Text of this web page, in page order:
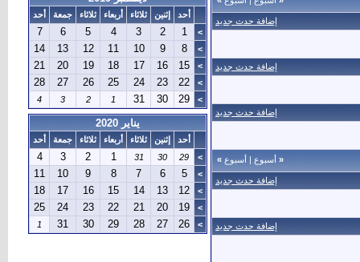
إضافة حدث جديد
إضافة حدث جديد
إضافة حدث جديد
« أسبوع | أسبوع »
إضافة حدث جديد
إضافة حدث جديد
أحد إثنين ثلاثاء أربعاء ثلاثاء جمعة
أحد
>
1
2
3
4
5
6
7
>
8
9
10
11
12
13
14
>
15
16
17
18
19
20
21
>
22
23
24
25
26
27
28
>
29
30
31
1
2
3
4
يناير 2020
أحد إثنين ثلاثاء أربعاء ثلاثاء جمعة
أحد
>
29
30
31
1
2
3
4
>
5
6
7
8
9
10
11
>
12
13
14
15
16
17
18
>
19
20
21
22
23
24
25
>
26
27
28
29
30
31
1